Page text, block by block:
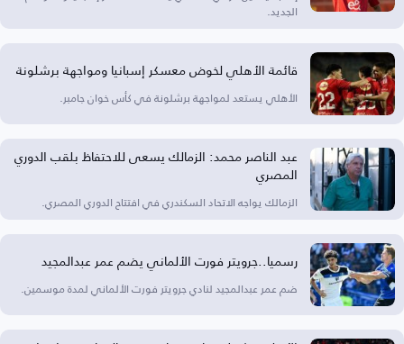
الجديد.
قائمة الأهلي لخوض معسكر إسبانيا ومواجهة برشلونة
الأهلي يستعد لمواجهة برشلونة في كأس خوان جامبر.
عبد الناصر محمد: الزمالك يسعى للاحتفاظ بلقب الدوري
المصري
الزمالك يواجه الاتحاد السكندري في افتتاح الدوري المصري.
رسميا..جرويتر فورت الألماني يضم عمر عبدالمجيد
ضم عمر عبدالمجيد لنادي جرويتر فورت الألماني لمدة موسمين.